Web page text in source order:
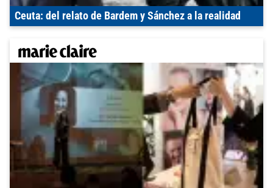
Ceuta: del relato de Bardem y Sánchez a la realidad